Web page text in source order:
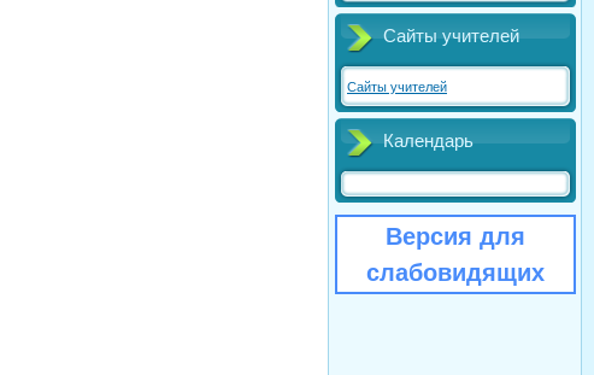
Сайты учителей
Сайты учителей
Календарь
Версия для
слабовидящих